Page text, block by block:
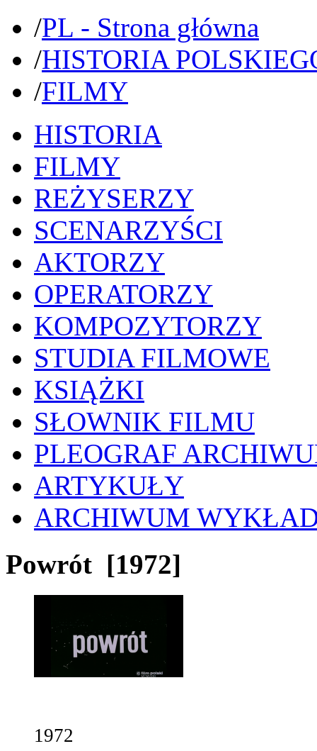
/PL - Strona główna
/HISTORIA
/FILMY
HISTORIA
FILMY
REŻYSERZY
SCENARZYŚCI
AKTORZY
OPERATORZY
KOMPOZYTORZY
STUDIA FILMOWE
KSIĄŻKI
SŁOWNIK FILMU
PLEOGRAF
ARTYKUŁY
ARCHIWUM
Powrót [1972]
1972